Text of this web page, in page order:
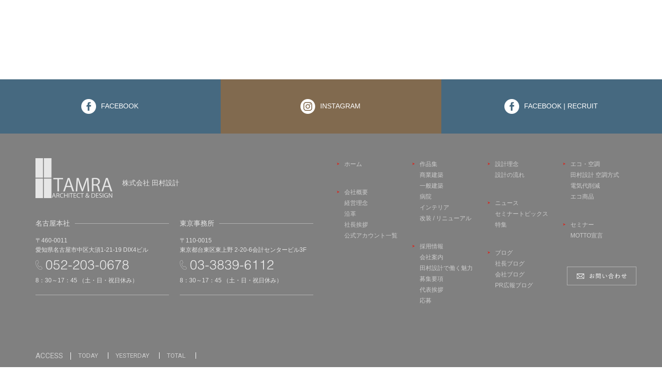
FACEBOOK INSTAGRAM FACEBOOK | RECRUIT
株式会社 田村設計
名古屋本社
〒460-0011
愛知県名古屋市中区大須1-21-19 DIX4ビル
8：30～17：45 （土・日・祝日休み）
東京事務所
〒110-0015
東京都台東区東上野 2-20-6会計センタービル3F
8：30～17：45 （土・日・祝日休み）
ホーム
会社概要
経営理念
沿革
社長挨拶
公式アカウント一覧
作品集
商業建築
一般建築
病院
インテリア
改装 / リニューアル
採用情報
会社案内
田村設計で働く魅力
募集要項
代表挨拶
応募
設計理念
設計の流れ
ニュース
セミナートピックス
特集
ブログ
社長ブログ
会社ブログ
PR広報ブログ
エコ・空調
田村設計 空調方式
電気代削減
エコ商品
セミナー
MOTTO宣言
ACCESS TODAY YESTERDAY TOTAL